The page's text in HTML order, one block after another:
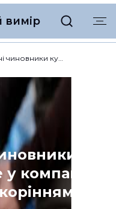
вимір
На Одещині чиновники купують пальне у компанії з російським корінням
компанії